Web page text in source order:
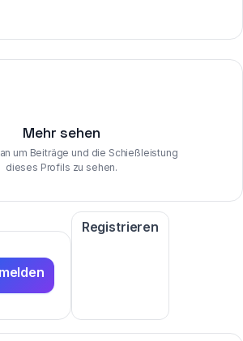
Mehr sehen
um Beiträge und die Schießleistung
dieses Profils zu sehen.
Registrieren